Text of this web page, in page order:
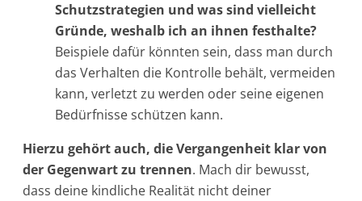
Schutzstrategien und was sind vielleicht
Gründe, weshalb ich an ihnen festhalte?
Beispiele dafür könnten sein, dass man durch
das Verhalten die Kontrolle behält, vermeiden
kann, verletzt zu werden oder seine eigenen
Bedürfnisse schützen kann.
Hierzu gehört auch, die Vergangenheit klar von
der Gegenwart zu trennen. Mach dir bewusst,
dass deine kindliche Realität nicht deiner